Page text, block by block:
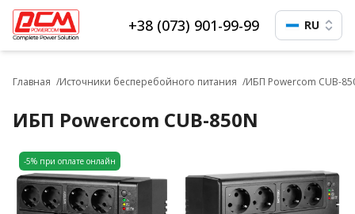
+38 (073) 901-99-99 RU
Главная Источники бесперебойного питания ИБП Powercom CUB-
ИБП Powercom CUB-850N
-5% при оплате онлайн